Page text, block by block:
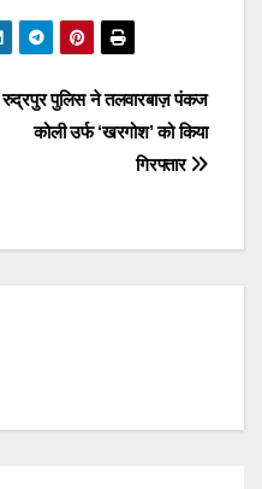
रुद्रपुर पुलिस ने तलवारबाज़ पंकज
कोली उर्फ ‘खरगोश’ को किया
गिरफ्तार